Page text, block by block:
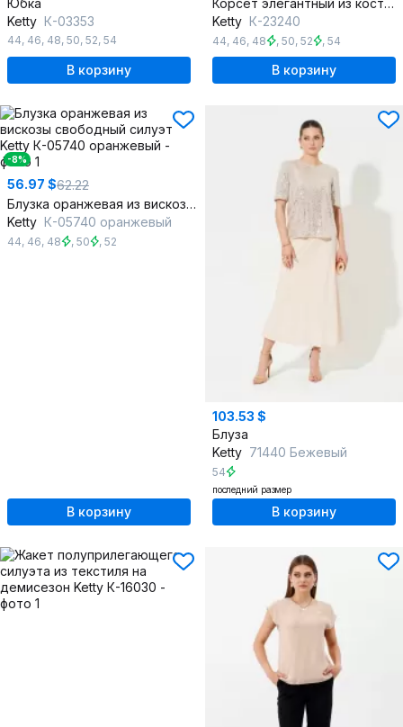
Юбка
Ketty К-03353
44, 46, 48, 50, 52, 54
В корзину
Корсет элегантный из костюмной ткани с регилином для фигуры
Ketty К-23240
44, 46, 48 , 50, 52 , 54
В корзину
-8%
56.97 $62.22
Блузка оранжевая из вискозы свободный силуэт
Ketty К-05740 оранжевый
44, 46, 48 , 50 , 52
В корзину
103.53 $
Блуза
Ketty 71440 Бежевый
54
последний размер
В корзину